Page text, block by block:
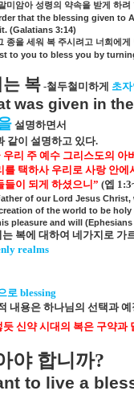
미암아 성령의 약속을 받게 하려
that the blessing given
(Galatians 3:14)
종을 세워 복 주시려고 너희에게
to you to bless you by
복 -철두철미하게 초자
was given in
설명하면서
같이 설명하고 있다.
우리 주 예수 그리스도의 아
를 택하사 우리로 사랑 안
들이 되게 하셨으니” (엡
of our Lord Jesus
of the world to be
pleasure and will (Ephesians
복에 대하여 네가지로 가
realms
로 blessing
내용은 하나님의 선택과
듯 신약 시대의 복은 구약과
야 합니까?
to live a